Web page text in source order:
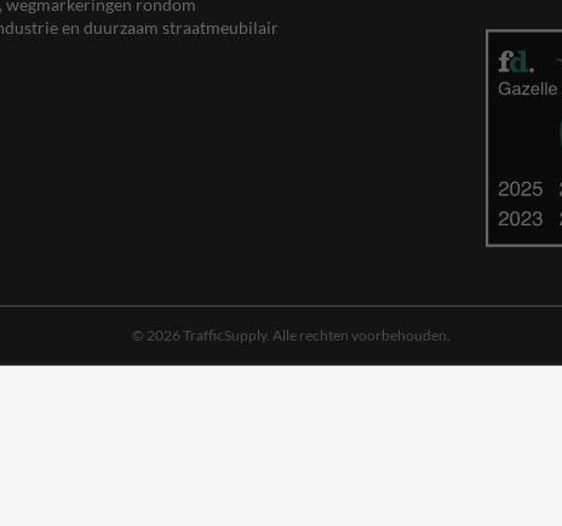
wegmarkeringen rondom
en duurzaam straatmeubilair
© 2026 TrafficSupply. Alle rechten voorbehouden.